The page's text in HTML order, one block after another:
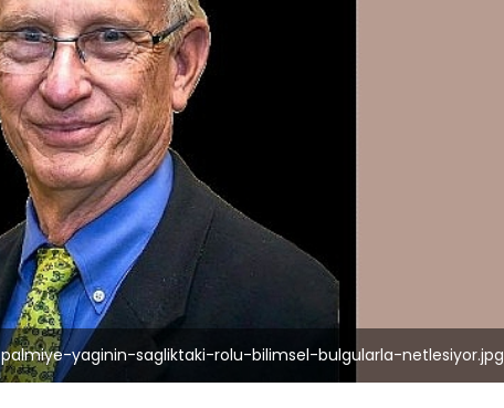
palmiye-yaginin-sagliktaki-rolu-bilimsel-bulgularla-netlesiyor.jpg